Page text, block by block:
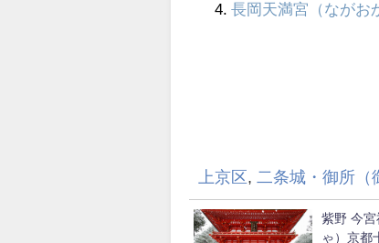
長岡天満宮（ながお
上京区 , 二条城・御所（
紫野 今宮
ゃ）京都